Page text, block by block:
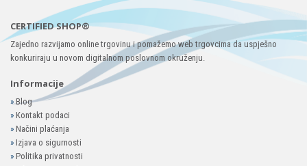
CERTIFIED SHOP®
Zajedno razvijamo online trgovinu i pomažemo web trgovcima da uspješno
konkuriraju u novom digitalnom poslovnom okruženju.
Informacije
»Blog
» Kontakt podaci
» Načini plaćanja
» Izjava o sigurnosti
» Politika privatnosti